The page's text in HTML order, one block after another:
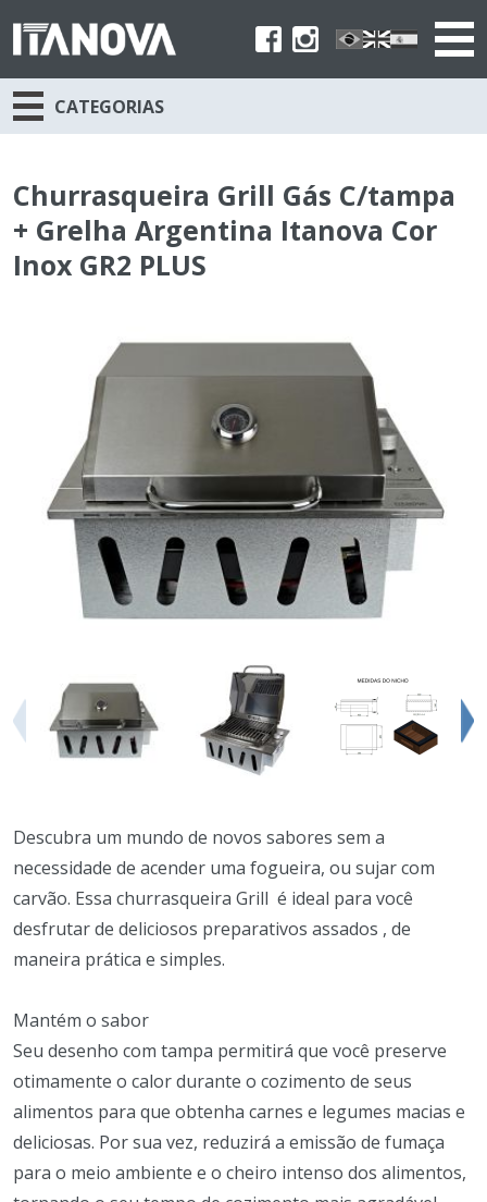
CATEGORIAS
Descubra um mundo de novos sabores sem a
necessidade de acender uma fogueira, ou sujar com
carvão. Essa churrasqueira Grill é ideal para você
desfrutar de deliciosos preparativos assados , de
maneira prática e simples.
Mantém o sabor
Seu desenho com tampa permitirá que você preserve
otimamente o calor durante o cozimento de seus
alimentos para que obtenha carnes e legumes macias e
deliciosas. Por sua vez, reduzirá a emissão de fumaça
para o meio ambiente e o cheiro intenso dos alimentos,
Churrasqueira Grill Gás C/tampa
+ Grelha Argentina Itanova Cor
Inox GR2 PLUS